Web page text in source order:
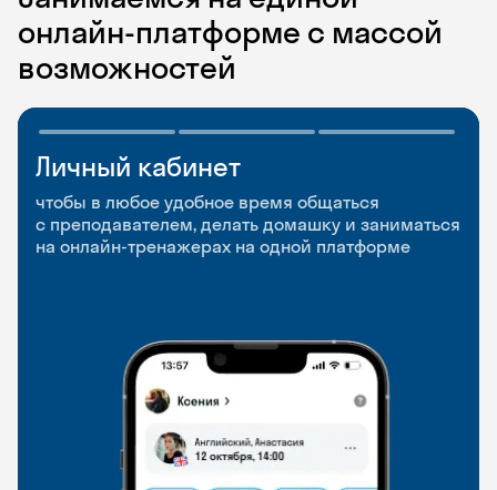
онлайн-платформе с массой
возможностей
Личный кабинет
чтобы в любое удобное время общаться
с преподавателем, делать домашку и заниматься
на онлайн-тренажерах на одной платформе
Мобильное
приложение
чтобы заниматься и изучать новые слова где
и когда удобно
Разговорные клубы
и Talks
Групповые занятия для разговорной практики
и индивидуальные встречи с преподавателями